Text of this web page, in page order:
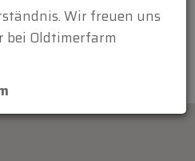
Wir freuen uns
bei Oldtimerfarm